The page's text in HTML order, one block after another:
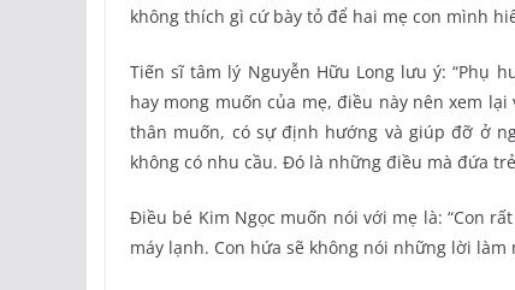
không thích gì cứ bày tỏ để hai mẹ con mình
Tiến sĩ tâm lý Nguyễn Hữu Long lưu ý: “Phụ
hay mong muốn của mẹ, điều này nên xem
thân muốn, có sự định hướng và giúp đỡ ở
không có nhu cầu. Đó là những điều mà đứa
Điều bé Kim Ngọc muốn nói với mẹ là: “Con
máy lạnh. Con hứa sẽ không nói những lời làm